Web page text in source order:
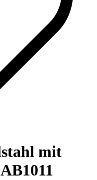
mit